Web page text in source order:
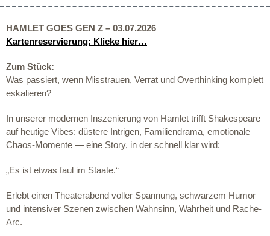
HAMLET GOES GEN Z – 03.07.2026
Kartenreservierung: Klicke hier…
Zum Stück:
Was passiert, wenn Misstrauen, Verrat und Overthinking komplett
eskalieren?
In unserer modernen Inszenierung von Hamlet trifft Shakespeare
auf heutige Vibes: düstere Intrigen, Familiendrama, emotionale
Chaos-Momente — eine Story, in der schnell klar wird:
„Es ist etwas faul im Staate.“
Erlebt einen Theaterabend voller Spannung, schwarzem Humor
und intensiver Szenen zwischen Wahnsinn, Wahrheit und Rache-
Arc.